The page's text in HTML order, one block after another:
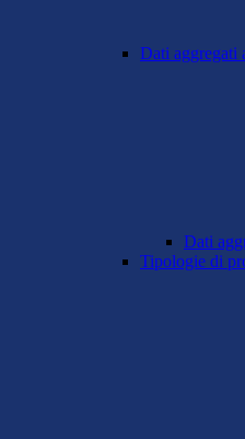
Dati aggregati
Dati
Tipologie di